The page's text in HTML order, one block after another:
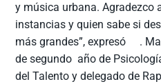
y música urbana. Agradezco
instancias y quien sabe si
más grandes”, expresó .
de segundo año de
del Talento y delegado de